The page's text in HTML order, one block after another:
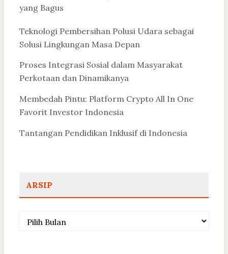
yang Bagus
Teknologi Pembersihan Polusi Udara sebagai
Solusi Lingkungan Masa Depan
Proses Integrasi Sosial dalam Masyarakat
Perkotaan dan Dinamikanya
Membedah Pintu: Platform Crypto All In One
Favorit Investor Indonesia
Tantangan Pendidikan Inklusif di Indonesia
ARSIP
Arsip